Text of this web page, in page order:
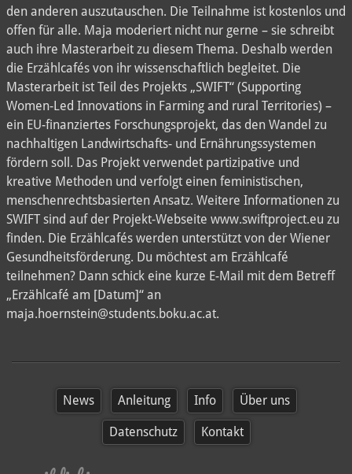
den anderen auszutauschen. Die Teilnahme ist kostenlos und
offen für alle. Maja moderiert nicht nur gerne – sie schreibt
auch ihre Masterarbeit zu diesem Thema. Deshalb werden
die Erzählcafés von ihr wissenschaftlich begleitet. Die
Masterarbeit ist Teil des Projekts „SWIFT“ (Supporting
Women-Led Innovations in Farming and rural Territories) –
ein EU-finanziertes Forschungsprojekt, das den Wandel zu
nachhaltigen Landwirtschafts- und Ernährungssystemen
fördern soll. Das Projekt verwendet partizipative und
kreative Methoden und verfolgt einen feministischen,
menschenrechtsbasierten Ansatz. Weitere Informationen zu
SWIFT sind auf der Projekt-Webseite www.swiftproject.eu zu
finden. Die Erzählcafés werden unterstützt von der Wiener
Gesundheitsförderung. Du möchtest am Erzählcafé
teilnehmen? Dann schick eine kurze E-Mail mit dem Betreff
„Erzählcafé am [Datum]“ an
maja.hoernstein@students.boku.ac.at.
News Anleitung Info Über uns
Datenschutz Kontakt